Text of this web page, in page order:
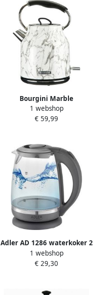
Bourgini Marble
Waterkoker retro
Marmerprint Snoerloos te
inhoud voor 8 koppen thee
BPA vrij
1 webshop
€ 59,99
Adler AD 1286 waterkoker 2
Ltr Grijs Transparant 2200
W
1 webshop
€ 29,30